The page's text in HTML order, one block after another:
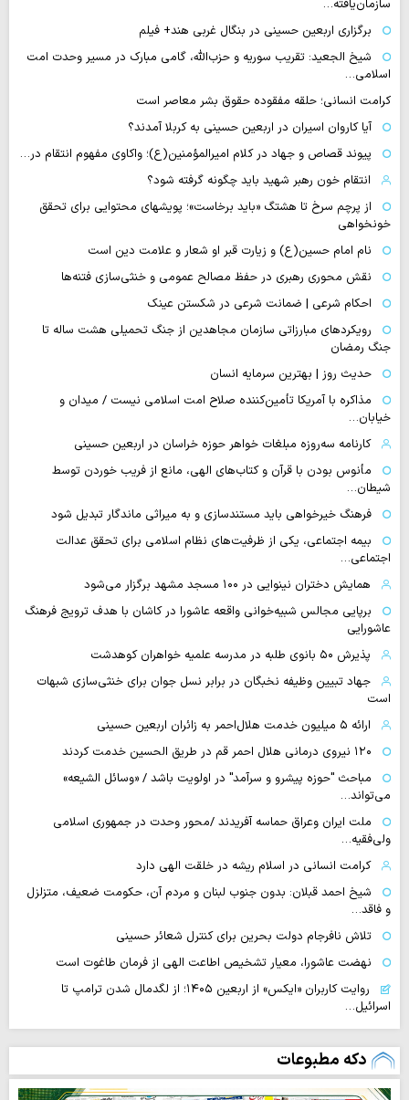
سازمان‌یافته…
برگزاری اربعین حسینی در بنگال غربی هند+ فیلم
شیخ الجعید: تقریب سوریه و حزب‌الله، گامی مبارک در مسیر وحدت امت
اسلامی…
کرامت انسانی؛ حلقه مفقوده حقوق بشر معاصر است
آیا کاروان اسیران در اربعین حسینی به کربلا آمدند؟
پیوند قصاص و جهاد در کلام امیرالمؤمنین(ع)؛ واکاوی مفهوم انتقام در…
انتقام خون رهبر شهید باید چگونه گرفته شود؟
از پرچم سرخ تا هشتگ «باید برخاست»؛ پویشهای محتوایی برای تحقق
خونخواهی
نام امام حسین(ع) و زیارت قبر او شعار و علامت دین است
نقش محوری رهبری در حفظ مصالح عمومی و خنثی‌سازی فتنه‌ها
احکام شرعی | ضمانت شرعی در شکستن عینک
رویکردهای مبارزاتی سازمان مجاهدین از جنگ تحمیلی هشت ساله تا
جنگ رمضان
حدیث روز | بهترین سرمایه انسان
مذاکره با آمریکا تأمین‌کننده صلاح امت اسلامی نیست / میدان و
خیابان…
کارنامه سه‌روزه مبلغات خواهر حوزه خراسان در اربعین حسینی
مأنوس بودن با قرآن و کتاب‌های الهی، مانع از فریب خوردن توسط
شیطان…
فرهنگ خیرخواهی باید مستندسازی و به میراثی ماندگار تبدیل شود
بیمه اجتماعی، یکی از ظرفیت‌های نظام اسلامی برای تحقق عدالت
اجتماعی…
همایش دختران نینوایی در ۱۰۰ مسجد مشهد برگزار می‌شود
برپایی مجالس شبیه‌خوانی واقعه عاشورا در کاشان با هدف ترویج فرهنگ
عاشورایی
پذیرش ۵۰ بانوی طلبه در مدرسه علمیه خواهران کوهدشت
جهاد تبیین وظیفه نخبگان در برابر نسل جوان برای خنثی‌سازی شبهات
است
ارائه ۵ میلیون خدمت هلال‌احمر به زائران اربعین حسینی
۱۲۰ نیروی درمانی هلال احمر قم در طریق الحسین خدمت کردند
مباحث "حوزه پیشرو و سرآمد" در اولویت باشد / «وسائل الشیعه»
می‌تواند…
ملت ایران وعراق حماسه آفریدند /محور وحدت در جمهوری اسلامی
ولی‌فقیه…
کرامت انسانی در اسلام ریشه در خلقت الهی دارد
شیخ احمد قبلان: بدون جنوب لبنان و مردم آن، حکومت ضعیف، متزلزل
و فاقد…
تلاش نافرجام دولت بحرین برای کنترل شعائر حسینی
نهضت عاشورا، معیار تشخیص اطاعت الهی از فرمان طاغوت است
روایت‌ کاربران «ایکس» از اربعین ۱۴۰۵؛ از لگدمال شدن ترامپ تا
اسرائیل…
دکه مطبوعات